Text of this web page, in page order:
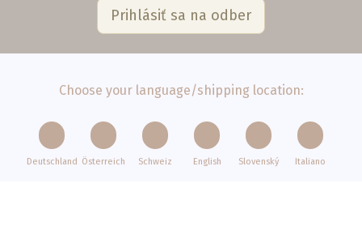
Choose your language/shipping location:
Deutschland Österreich Schweiz English Slovenský Italiano